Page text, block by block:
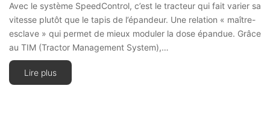
Avec le système SpeedControl, c’est le tracteur qui fait varier sa
vitesse plutôt que le tapis de l’épandeur. Une relation « maître-
esclave » qui permet de mieux moduler la dose épandue. Grâce
au TIM (Tractor Management System),…
Lire plus